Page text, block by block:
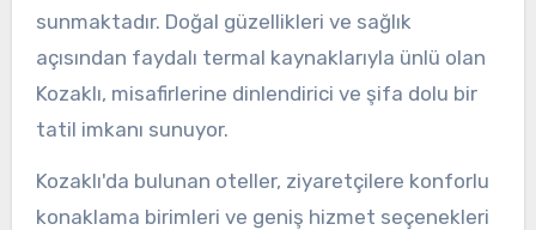
sunmaktadır. Doğal güzellikleri ve sağlık
açısından faydalı termal kaynaklarıyla ünlü olan
Kozaklı, misafirlerine dinlendirici ve şifa dolu bir
tatil imkanı sunuyor.
Kozaklı'da bulunan oteller, ziyaretçilere konforlu
konaklama birimleri ve geniş hizmet seçenekleri